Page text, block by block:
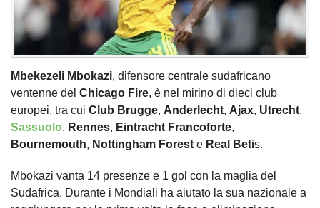
Mbekezeli Mbokazi, difensore centrale sudafricano
ventenne del Chicago Fire, è nel mirino di dieci club
europei, tra cui Club Brugge, Anderlecht, Ajax, Utrecht,
Sassuolo, Rennes, Eintracht Francoforte,
Bournemouth, Nottingham Foreste Real Betis.
Mbokazi vanta 14 presenze e 1 gol con la maglia del
Sudafrica. Durante i Mondiali ha aiutato la sua nazionale a